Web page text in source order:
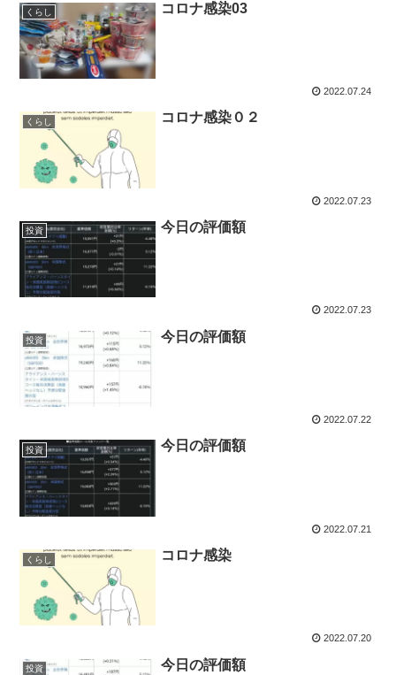
くらし コロナ感染03
2022.07.24
くらし コロナ感染０２
2022.07.23
投資 今日の評価額
2022.07.23
投資 今日の評価額
2022.07.22
投資 今日の評価額
2022.07.21
くらし コロナ感染
2022.07.20
投資 今日の評価額